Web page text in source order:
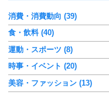
消費・消費動向 (39)
食・飲料 (40)
運動・スポーツ (8)
時事・イベント (20)
美容・ファッション (13)